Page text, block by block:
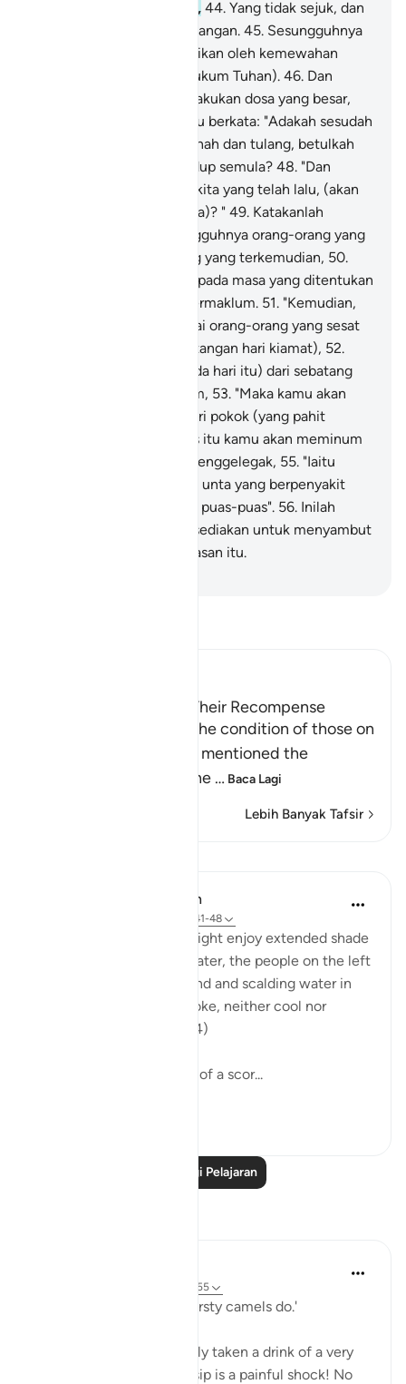
Those on the Left and Their Recompense
After Allah mentioned the condition of those on
the right hand, He then mentioned the
condition of those on the … Baca Lagi
Lebih Banyak Tafsir
In the Shade of the Quran
ayat 56:41-48
While the people on the right enjoy extended shade
and constantly flowing water, the people on the left
"dwell amid scorching wind and scalding water in
the shadows of black smoke, neither cool nor
refreshing." (Verses 42-44)
The whole atmosphere is of a scor...
Baca Lagi Pelajaran
ayat 56:41-55
'...you will drink ˹it˺ like thirsty camels do.'
Have you ever accidentally taken a drink of a very
hot beverage? Even one sip is a painful shock! No
naungan dari asap hitam, 44. Yang tidak sejuk, dan
tidak pula memberi kesenangan. 45. Sesungguhnya
mereka sebelum itu dilalaikan oleh kemewahan
(dunia, dari mengingati hukum Tuhan). 46. Dan
mereka pula sentiasa melakukan dosa yang besar,
Dan juga mereka selalu berkata: "Adakah sesudah
kita mati serta menjadi tanah dan tulang, betulkah
kita akan dibangkitkan hidup semula? 48. "Dan
adakah juga datuk nenek kita yang telah lalu, (akan
dibangkitkan hidup semula)? " 49. Katakanlah
(kepada mereka): "Sesungguhnya orang-orang yang
telah lalu dan orang-orang yang terkemudian, 50.
"Tetap akan dihimpunkan pada masa yang ditentukan
- pada hari kiamat yang termaklum. 51. "Kemudian,
sesungguhnya kamu wahai orang-orang yang sesat
yang mendustakan (kedatangan hari kiamat), 52.
Tetap akan memakan (pada hari itu) dari sebatang
pokok, iaitu pokok zaqqum, 53. "Maka kamu akan
memenuhi perut kamu dari pokok (yang pahit
"Selepas itu kamu akan meminum
pula dari air panas yang menggelegak, 55. "Iaitu
kamu akan minum seperti unta yang berpenyakit
sentiasa dahaga dan tidak puas-puas". 56. Inilah
(jenis-jenis azab) yang disediakan untuk menyambut
mereka pada hari Pembalasan itu.